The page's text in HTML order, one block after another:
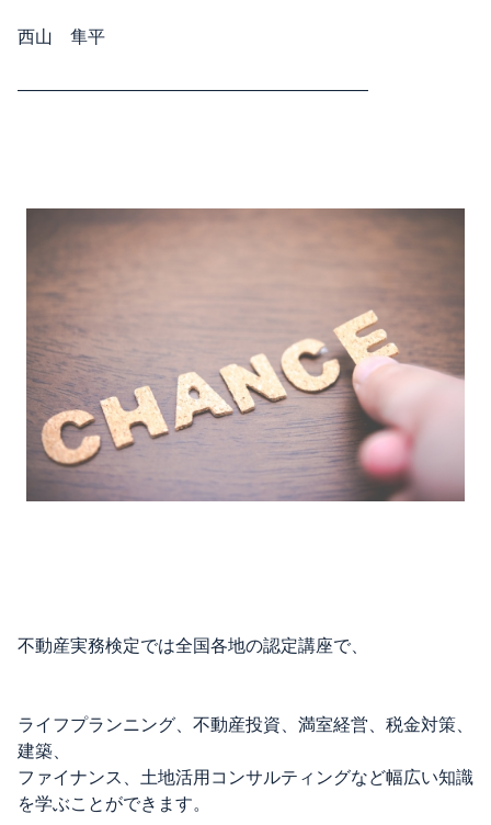
西山 隼平
————————————————————
不動産実務検定では全国各地の認定講座で、
ライフプランニング、不動産投資、満室経営、税金対策、
建築、
ファイナンス、土地活用コンサルティングなど幅広い知識
を学ぶことができます。